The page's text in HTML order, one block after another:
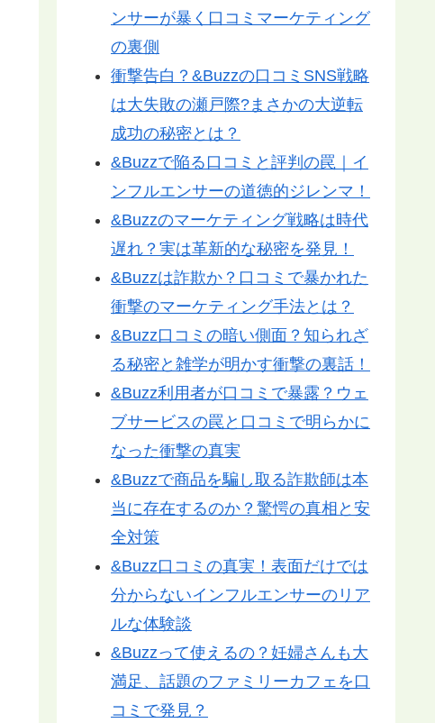
ンサーが暴く口コミマーケティング
の裏側
衝撃告白？&Buzzの口コミSNS戦略
は大失敗の瀬戸際?まさかの大逆転
成功の秘密とは？
&Buzzで陥る口コミと評判の罠｜イ
ンフルエンサーの道徳的ジレンマ！
&Buzzのマーケティング戦略は時代
遅れ？実は革新的な秘密を発見！
&Buzzは詐欺か？口コミで暴かれた
衝撃のマーケティング手法とは？
&Buzz口コミの暗い側面？知られざ
る秘密と雑学が明かす衝撃の裏話！
&Buzz利用者が口コミで暴露？ウェ
ブサービスの罠と口コミで明らかに
なった衝撃の真実
&Buzzで商品を騙し取る詐欺師は本
当に存在するのか？驚愕の真相と安
全対策
&Buzz口コミの真実！表面だけでは
分からないインフルエンサーのリア
ルな体験談
&Buzzって使えるの？妊婦さんも大
満足、話題のファミリーカフェを口
コミで発見？